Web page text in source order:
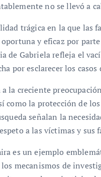
no se llevó a
trágica en la que las
y eficaz por
de Gabriela refleja el
por esclarecer los
la creciente
como la protección de
señalan la
a las víctimas y sus
es un ejemplo
mecanismos de